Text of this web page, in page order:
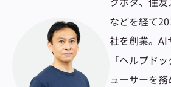
などを経て
社を創業。AI
「ヘルプド
ューサーを